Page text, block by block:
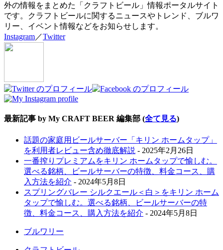
外の情報をまとめた「クラフトビール」情報ポータルサイト
です。クラフトビールに関するニュースやトレンド、ブルワ
リー、イベント情報などをお知らせします。
Instagram／Twitter
最新記事 by My CRAFT BEER 編集部 (全て見る)
話題の家庭用ビールサーバー「キリン ホームタップ」
を利用者レビュー含め徹底解説 - 2025年2月26日
一番搾りプレミアムをキリン ホームタップで愉しむ。
選べる銘柄、ビールサーバーの特徴、料金コース、購
入方法を紹介 - 2024年5月8日
スプリングバレー シルクエール＜白＞をキリン ホーム
タップで愉しむ。選べる銘柄、ビールサーバーの特
徴、料金コース、購入方法を紹介 - 2024年5月8日
ブルワリー